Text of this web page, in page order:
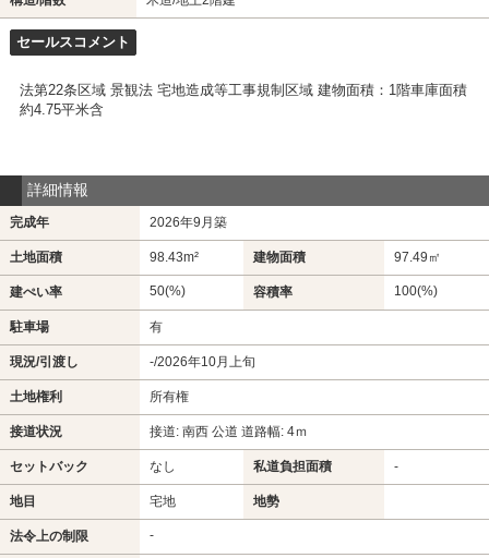
セールスコメント
法第22条区域 景観法 宅地造成等工事規制区域 建物面積：1階車庫面積
約4.75平米含
詳細情報
完成年 2026年9月築
土地面積 98.43m² 建物面積 97.49㎡
建ぺい率 50(%) 容積率 100(%)
駐車場 有
現況/引渡し -/2026年10月上旬
土地権利 所有権
接道状況 接道: 南西 公道 道路幅: 4ｍ
セットバック なし 私道負担面積 -
地目 宅地 地勢
法令上の制限 -